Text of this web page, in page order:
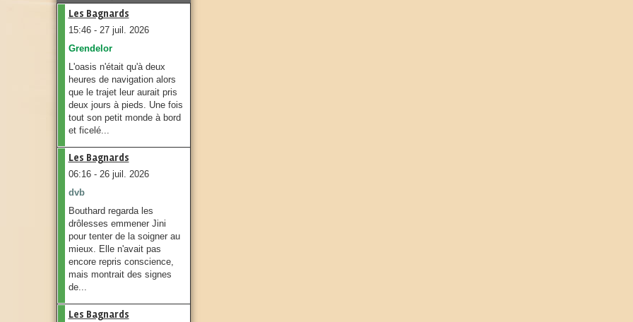
Les Bagnards
15:46 - 27 juil. 2026
Grendelor
L'oasis n'était qu'à deux
heures de navigation alors
que le trajet leur aurait pris
deux jours à pieds. Une fois
tout son petit monde à bord
et ficelé...
Les Bagnards
06:16 - 26 juil. 2026
dvb
Bouthard regarda les
drôlesses emmener Jini
pour tenter de la soigner au
mieux. Elle n'avait pas
encore repris conscience,
mais montrait des signes
de...
Les Bagnards